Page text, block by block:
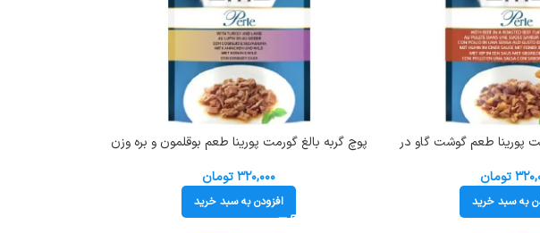
پورینا طعم گوشت گاو در
تومان
به سبد خرید
پوچ گربه بالغ گورمت پورینا طعم بوقلمون و بره وزن
۳۲۰,۰۰۰ تومان
افزودن به سبد خرید